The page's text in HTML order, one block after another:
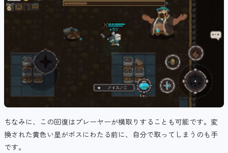
ちなみに、この回復はプレーヤーが横取りすることも可能です。変
換された黄色い星がボスにわたる前に、自分で取ってしまうのも手
です。